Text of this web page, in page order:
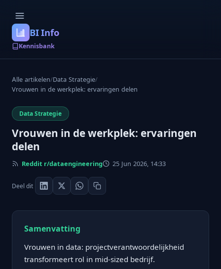
BI Info
Kennisbank
Alle artikelen/Data Strategie/
Vrouwen in de werkplek: ervaringen delen
Data Strategie
Vrouwen in de werkplek: ervaringen
delen
Reddit r/dataengineering 25 Jun 2026, 14:33
Deel dit
Samenvatting
Vrouwen in data: projectverantwoordelijkheid
transformeert rol in mid-sized bedrijf.